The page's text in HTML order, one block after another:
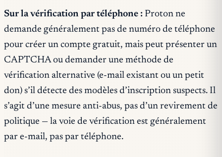
Sur la vérification par téléphone : Proton ne
demande généralement pas de numéro de téléphone
pour créer un compte gratuit, mais peut présenter un
CAPTCHA ou demander une méthode de
vérification alternative (e-mail existant ou un petit
don) s’il détecte des modèles d’inscription suspects. Il
s’agit d’une mesure anti-abus, pas d’un revirement de
politique — la voie de vérification est généralement
par e-mail, pas par téléphone.